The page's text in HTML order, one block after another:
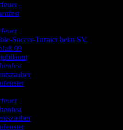
Soccer-Turnier beim SV
09